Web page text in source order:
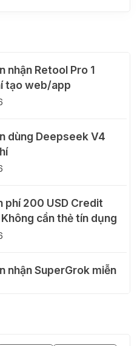
nhận Retool Pro 1
tạo web/app
dùng Deepseek V4
phí 200 USD Credit
cần thẻ tín dụng
nhận SuperGrok miễn